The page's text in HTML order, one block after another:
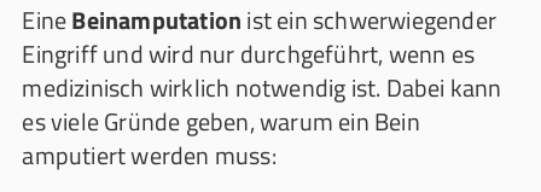
EineBeinamputationist ein schwerwiegender
Eingriff und wird nur durchgeführt, wenn es
medizinisch wirklich notwendig ist. Dabei kann
es viele Gründe geben, warum ein Bein
amputiert werden muss: